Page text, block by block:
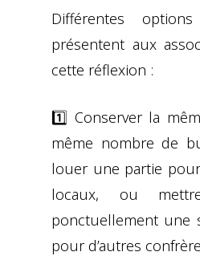
Différentes
présentent aux
cette réflexion :
1️⃣ Conserver la
même nombre de
louer une partie
locaux, ou
ponctuellement une
pour d’autres